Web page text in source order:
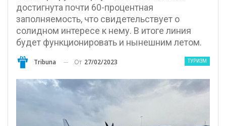
достигнута почти 60-процентная
заполняемость, что свидетельствует о
солидном интересе к нему. В итоге линия
будет функционировать и нынешним летом.
ТУРИЗМ
Tribuna От 27/02/2023